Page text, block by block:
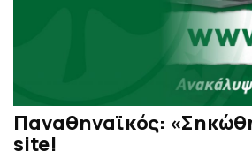
Παναθηναϊκός:
site!